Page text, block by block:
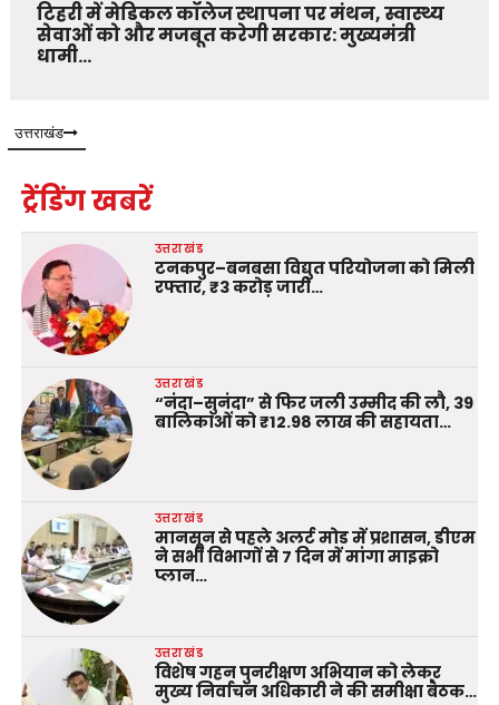
टिहरी में मेडिकल कॉलेज स्थापना पर मंथन, स्वास्थ्य
सेवाओं को और मजबूत करेगी सरकार: मुख्यमंत्री
धामी…
उत्तराखंड
ट्रेंडिंग खबरें
उत्तराखंड
टनकपुर–बनबसा विद्युत परियोजना को मिली
रफ्तार, ₹3 करोड़ जारी…
उत्तराखंड
“नंदा–सुनंदा” से फिर जली उम्मीद की लौ, 39
बालिकाओं को ₹12.98 लाख की सहायता…
उत्तराखंड
मानसून से पहले अलर्ट मोड में प्रशासन, डीएम
ने सभी विभागों से 7 दिन में मांगा माइक्रो
प्लान…
उत्तराखंड
विशेष गहन पुनरीक्षण अभियान को लेकर
मुख्य निर्वाचन अधिकारी ने की समीक्षा बैठक…